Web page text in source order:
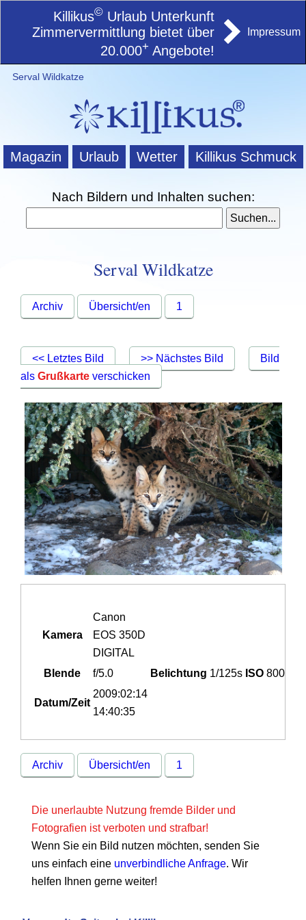
Killikus© Urlaub Unterkunft
Zimmervermittlung bietet über
20.000+ Angebote!
Impressum
Serval Wildkatze
Magazin Urlaub Wetter Killikus Schmuck
Nach Bildern und Inhalten suchen:
Serval Wildkatze
Archiv Übersicht/en 1
<< Letztes Bild >> Nächstes Bild
Bild
alsGrußkarte verschicken
Kamera
Canon
EOS 350D
DIGITAL
Blende
f/5.0 Belichtung 1/125s ISO 800
Datum/Zeit
2009:02:14
14:40:35
Archiv Übersicht/en 1
Die unerlaubte Nutzung fremde Bilder und
Fotografien ist verboten und strafbar!
Wenn Sie ein Bild nutzen möchten, senden Sie
uns einfach eine unverbindliche Anfrage. Wir
helfen Ihnen gerne weiter!